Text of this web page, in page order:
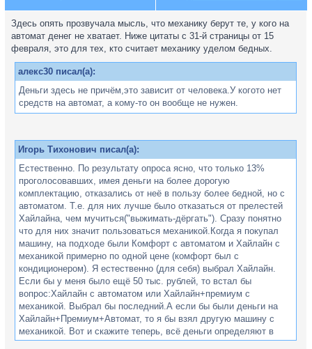
Здесь опять прозвучала мысль, что механику берут те, у кого на
автомат денег не хватает. Ниже цитаты с 31-й страницы от 15
февраля, это для тех, кто считает механику уделом бедных.
алекс30 писал(а):
Деньги здесь не причём,это зависит от человека.У когото нет
средств на автомат, а кому-то он вообще не нужен.
Игорь Тихонович писал(а):
Естественно. По результату опроса ясно, что только 13%
проголосовавших, имея деньги на более дорогую
комплектацию, отказались от неё в пользу более бедной, но с
автоматом. Т.е. для них лучше было отказаться от прелестей
Хайлайна, чем мучиться("выжимать-дёргать"). Сразу понятно
что для них значит пользоваться механикой.Когда я покупал
машину, на подходе были Комфорт с автоматом и Хайлайн с
механикой примерно по одной цене (комфорт был с
кондиционером). Я естественно (для себя) выбрал Хайлайн.
Если бы у меня было ещё 50 тыс. рублей, то встал бы
вопрос:Хайлайн с автоматом или Хайлайн+премиум с
механикой. Выбрал бы последний.А если бы были деньги на
Хайлайн+Премиум+Автомат, то я бы взял другую машину с
механикой. Вот и скажите теперь, всё деньги определяют в
выборе трансмиссии или нет?